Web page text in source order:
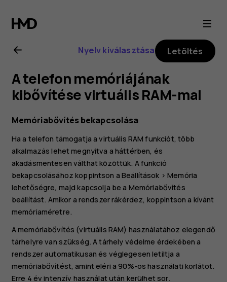
A
Nokia
G22
felhasználói
kézikönyve
Nyelv kiválasztása Letöltés
A telefon memóriájának
kibővítése virtuális RAM-mal
Memóriabővítés bekapcsolása
Ha a telefon támogatja a virtuális RAM funkciót, több
alkalmazás lehet megnyitva a háttérben, és
akadásmentesen válthat közöttük. A funkció
bekapcsolásához koppintson aBeállítások >Memória
lehetőségre, majd kapcsolja be a Memóriabővítés
beállítást. Amikor a rendszer rákérdez, koppintson a kívánt
memóriaméretre.
A memóriabővítés (virtuális RAM) használatához elegendő
tárhelyre van szükség. A tárhely védelme érdekében a
rendszer automatikusan és véglegesen letiltja a
memóriabővítést, amint eléri a 90%-os használati korlátot.
Erre 4 év intenzív használat után kerülhet sor.